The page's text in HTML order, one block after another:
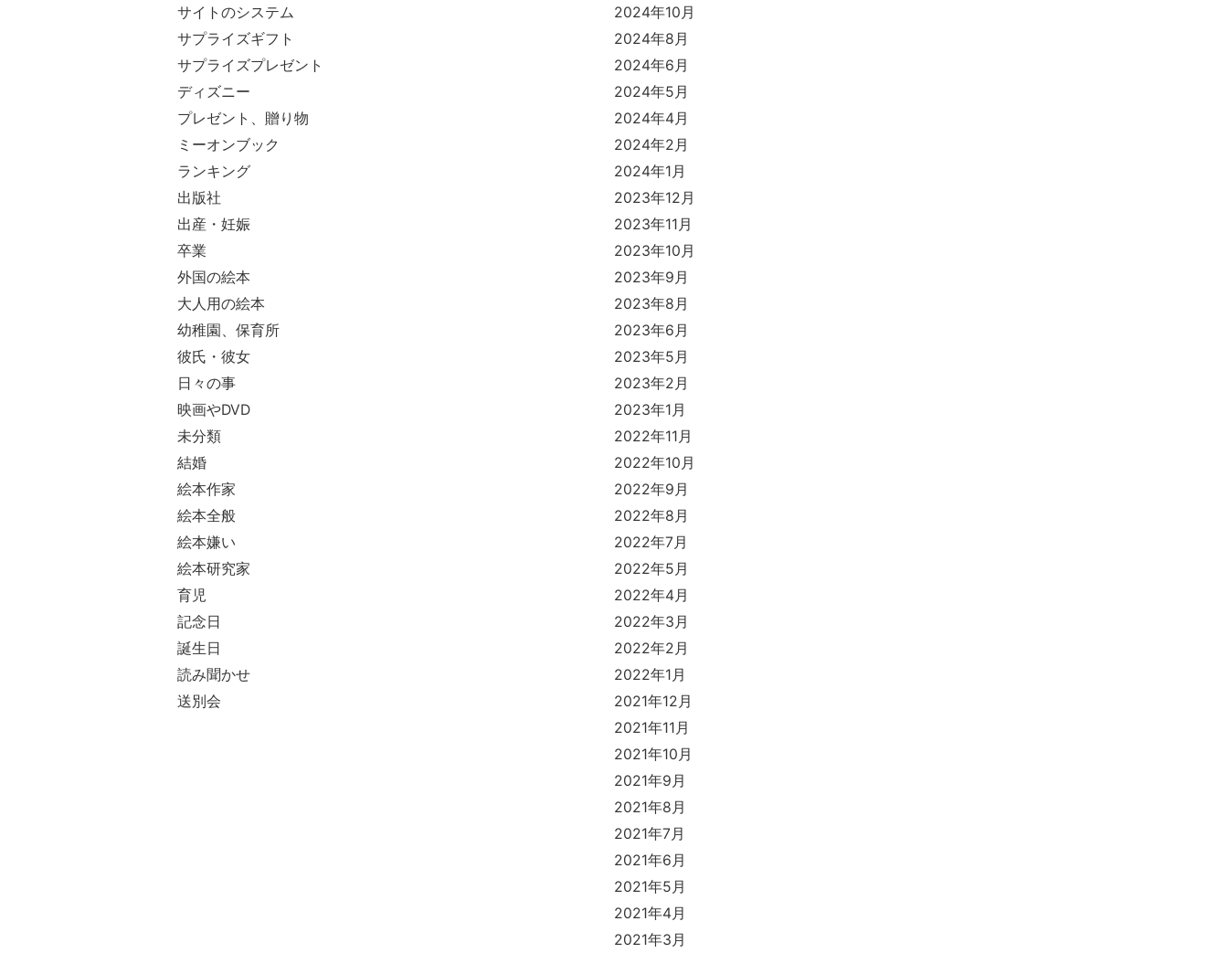
サイトのシステム
サプライズギフト
サプライズプレゼント
ディズニー
プレゼント、贈り物
ミーオンブック
ランキング
出版社
出産・妊娠
卒業
外国の絵本
大人用の絵本
幼稚園、保育所
彼氏・彼女
日々の事
映画やDVD
未分類
結婚
絵本作家
絵本全般
絵本嫌い
絵本研究家
育児
記念日
誕生日
読み聞かせ
送別会
2024年10月
2024年8月
2024年6月
2024年5月
2024年4月
2024年2月
2024年1月
2023年12月
2023年11月
2023年10月
2023年9月
2023年8月
2023年6月
2023年5月
2023年2月
2023年1月
2022年11月
2022年10月
2022年9月
2022年8月
2022年7月
2022年5月
2022年4月
2022年3月
2022年2月
2022年1月
2021年12月
2021年11月
2021年10月
2021年9月
2021年8月
2021年7月
2021年6月
2021年5月
2021年4月
2021年3月